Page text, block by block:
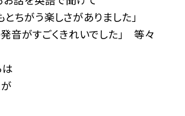
う楽しさがありました」
音がすごくきれいでした」 等々